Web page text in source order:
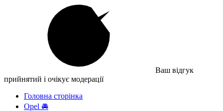
Ваш відгук
прийнятий і очікує модерації
Головна сторінка
Opel 🚘